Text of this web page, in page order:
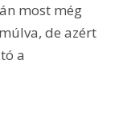
most még
de azért
a